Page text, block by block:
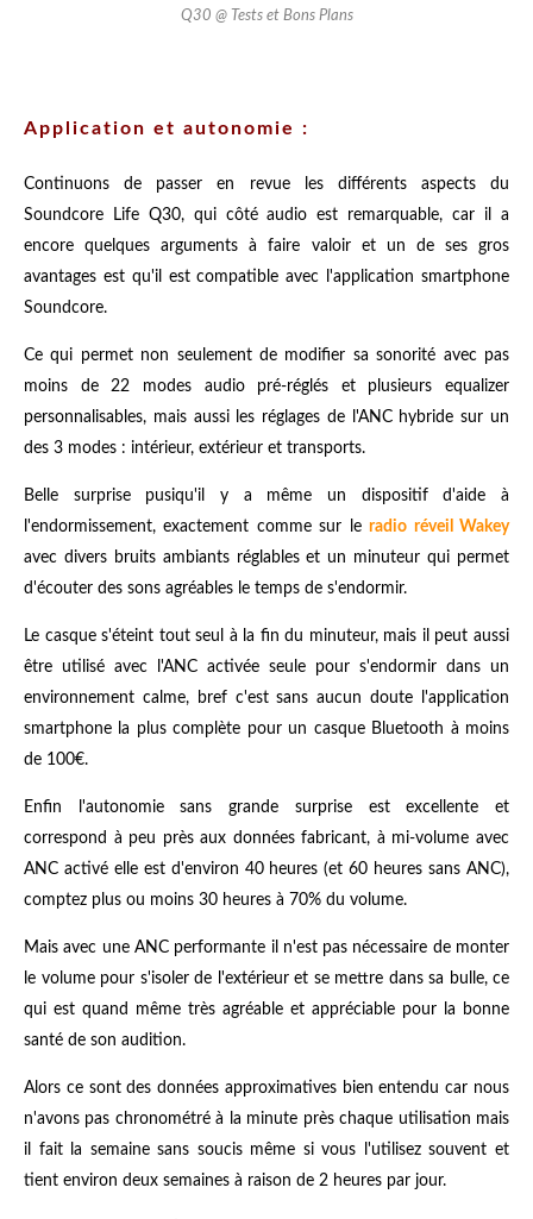
Q30 @ Tests et Bons Plans
Application et autonomie :
Continuons de passer en revue les différents aspects du
Soundcore Life Q30, qui côté audio est remarquable, car il a
encore quelques arguments à faire valoir et un de ses gros
avantages est qu'il est compatible avec l'application smartphone
Soundcore.
Ce qui permet non seulement de modifier sa sonorité avec pas
moins de 22 modes audio pré-réglés et plusieurs equalizer
personnalisables, mais aussi les réglages de l'ANC hybride sur un
des 3 modes : intérieur, extérieur et transports.
Belle surprise pusiqu'il y a même un dispositif d'aide à
l'endormissement, exactement comme sur leradio réveil Wakey
avec divers bruits ambiants réglables et un minuteur qui permet
d'écouter des sons agréables le temps de s'endormir.
Le casque s'éteint tout seul à la fin du minuteur, mais il peut aussi
être utilisé avec l'ANC activée seule pour s'endormir dans un
environnement calme, bref c'est sans aucun doute l'application
smartphone la plus complète pour un casque Bluetooth à moins
de 100€.
Enfin l'autonomie sans grande surprise est excellente et
correspond à peu près aux données fabricant, à mi-volume avec
ANC activé elle est d'environ 40 heures (et 60 heures sans ANC),
comptez plus ou moins 30 heures à 70% du volume.
Mais avec une ANC performante il n'est pas nécessaire de monter
le volume pour s'isoler de l'extérieur et se mettre dans sa bulle, ce
qui est quand même très agréable et appréciable pour la bonne
santé de son audition.
Alors ce sont des données approximatives bien entendu car nous
n'avons pas chronométré à la minute près chaque utilisation mais
il fait la semaine sans soucis même si vous l'utilisez souvent et
tient environ deux semaines à raison de 2 heures par jour.